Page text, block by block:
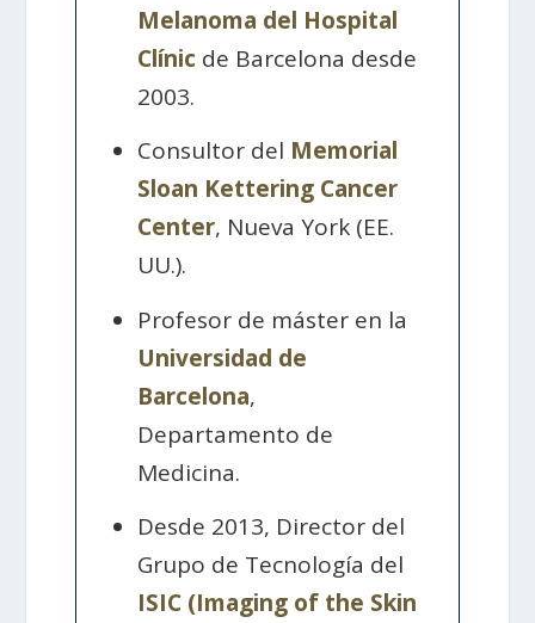
Melanoma del Hospital
Clínic de Barcelona desde
2003.
Consultor del Memorial
Sloan Kettering Cancer
Center, Nueva York (EE.
UU.).
Profesor de máster en la
Universidad de
Barcelona,
Departamento de
Medicina.
Desde 2013, Director del
Grupo de Tecnología del
ISIC (Imaging of the Skin